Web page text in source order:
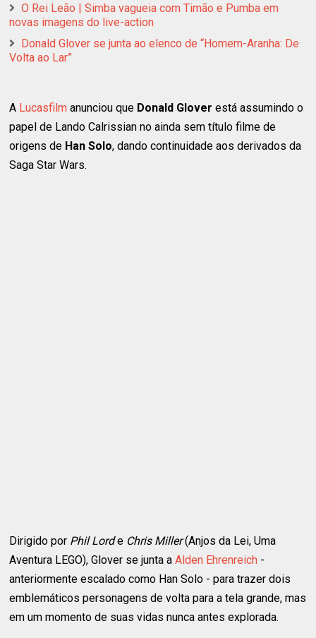
O Rei Leão | Simba vagueia com Timão e Pumba em
novas imagens do live-action
Donald Glover se junta ao elenco de “Homem-Aranha: De
Volta ao Lar”
A Lucasfilm anunciou que Donald Gloverestá assumindo o
papel de Lando Calrissian no ainda sem título filme de
origens de Han Solo, dando continuidade aos derivados da
Saga Star Wars.
Dirigido por Phil Lorde Chris Miller(Anjos da Lei, Uma
Aventura LEGO), Glover se junta aAlden Ehrenreich -
anteriormente escalado como Han Solo - para trazer dois
emblemáticos personagens de volta para a tela grande, mas
em um momento de suas vidas nunca antes explorada.